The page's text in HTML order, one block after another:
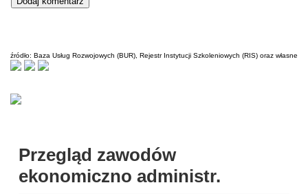
Przegląd zawodów
ekonomiczno administr.
źródło: Baza Usług Rozwojowych (BUR), Rejestr Instytucji Szkoleniowych (RIS) oraz własne